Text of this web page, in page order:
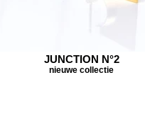
JUNCTION N°2
nieuwe collectie